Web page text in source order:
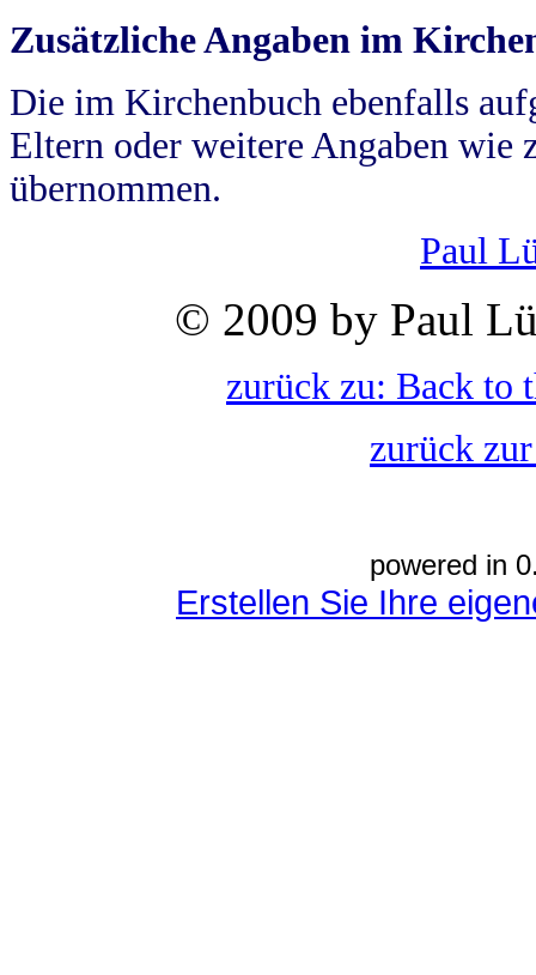
Zusätzliche Angaben im
Die im Kirchenbuch ebenfalls
Eltern oder weitere Angaben wie
übernommen.
Paul
© 2009 by Paul
zurück zu: Back to
zurück
powered in
Erstellen Sie Ihre